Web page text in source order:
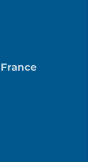
France